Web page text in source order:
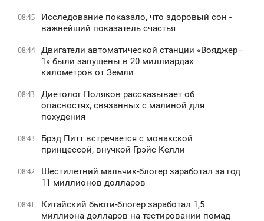
08:45
Исследование показало, что здоровый сон -
важнейший показатель счастья
08:44
Двигатели автоматической станции «Вояджер–
1» были запущены в 20 миллиардах
километров от Земли
08:43
Диетолог Поляков рассказывает об
опасностях, связанных с малиной для
похудения
08:43
Брэд Питт встречается с монакской
принцессой, внучкой Грэйс Келли
08:42
Шестилетний мальчик-блогер заработал за год
11 миллионов долларов
08:41
Китайский бьюти-блогер заработал 1,5
миллиона долларов на тестировании помад